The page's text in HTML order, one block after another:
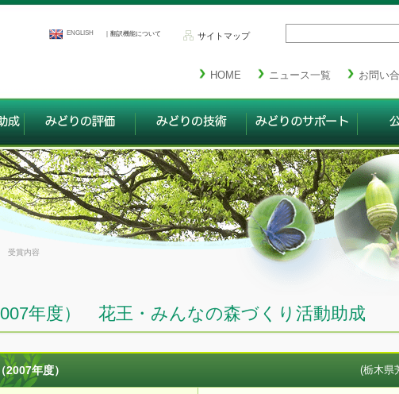
HOME ニュース一覧 お問い
ENGLISH サイトマップ
｜翻訳機能について
受賞内容
年度） 花王・みんなの森づくり活動助成
2007年度） (栃木県